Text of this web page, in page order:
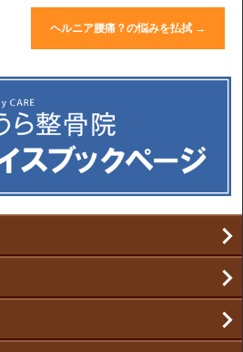
ヘルニア腰痛？の悩みを払拭 →